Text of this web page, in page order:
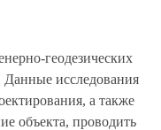
геодезических
Данные исследования
а также
объекта, проводить